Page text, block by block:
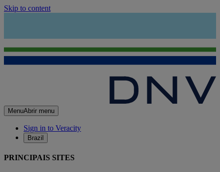
Skip to content
MenuAbrir menu
Sign in to Veracity
Brazil
PRINCIPAIS SITES